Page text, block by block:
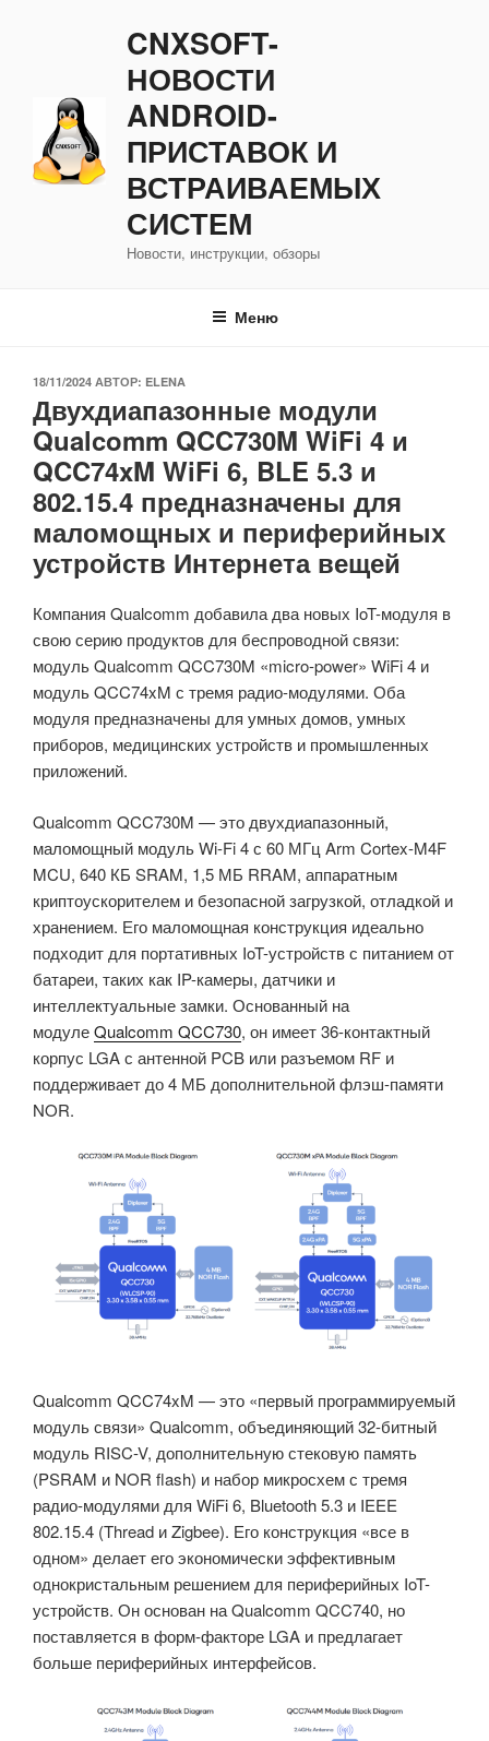
CNXSOFT-
НОВОСТИ
ANDROID-
ПРИСТАВОК И
ВСТРАИВАЕМЫХ
СИСТЕМ
Новости, инструкции, обзоры
Меню
ОПУБЛИКОВАНО
18/11/2024 АВТОР: ELENA
Двухдиапазонные модули
Qualcomm QCC730M WiFi 4 и
QCC74xM WiFi 6, BLE 5.3 и
802.15.4 предназначены для
маломощных и периферийных
устройств Интернета вещей
Компания Qualcomm добавила два новых IoT-модуля в
свою серию продуктов для беспроводной связи:
модуль Qualcomm QCC730M «micro-power» WiFi 4 и
модуль QCC74xM с тремя радио-модулями. Оба
модуля предназначены для умных домов, умных
приборов, медицинских устройств и промышленных
приложений.
Qualcomm QCC730M — это двухдиапазонный,
маломощный модуль Wi-Fi 4 с 60 МГц Arm Cortex-M4F
MCU, 640 КБ SRAM, 1,5 МБ RRAM, аппаратным
криптоускорителем и безопасной загрузкой, отладкой и
хранением. Его маломощная конструкция идеально
подходит для портативных IoT-устройств с питанием от
батареи, таких как IP-камеры, датчики и
интеллектуальные замки. Основанный на
модулеQualcomm QCC730, он имеет 36-контактный
корпус LGA с антенной PCB или разъемом RF и
поддерживает до 4 МБ дополнительной флэш-памяти
NOR.
Qualcomm QCC74xM — это «первый программируемый
модуль связи» Qualcomm, объединяющий 32-битный
модуль RISC-V, дополнительную стековую память
(PSRAM и NOR flash) и набор микросхем с тремя
радио-модулями для WiFi 6, Bluetooth 5.3 и IEEE
802.15.4 (Thread и Zigbee). Его конструкция «все в
одном» делает его экономически эффективным
однокристальным решением для периферийных IoT-
устройств. Он основан на Qualcomm QCC740, но
поставляется в форм-факторе LGA и предлагает
больше периферийных интерфейсов.